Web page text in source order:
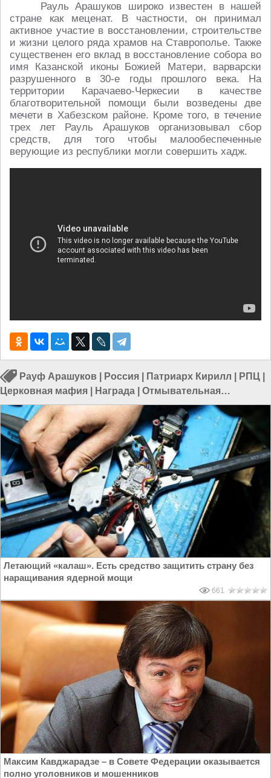
Рауль Арашуков широко известен в нашей
стране как меценат. В частности, он принимал
активное участие в восстановлении, строительстве
и жизни целого ряда храмов на Ставрополье. Также
существенен его вклад в восстановление собора во
имя Казанской иконы Божией Матери, варварски
разрушенного в 30-е годы прошлого века. На
территории Карачаево-Черкесии в качестве
благотворительной помощи были возведены две
мечети в Хабезском районе. Кроме того, в течение
трех лет Рауль Арашуков организовывал сбор
средств, для того чтобы малообеспеченные
верующие из республики могли совершить хадж.
Рауф Арашуков Россия Патриарх Кирилл РПЦ
Церковная мафия
Награда
Отмывательная
индустрия|Отмывание денег
Летающий «калаш». Есть средство защитить страну без
наращивания ядерной мощи
661
Максим Кавджарадзе – в Совете Федерации оказывается
полно уголовников и мошенников